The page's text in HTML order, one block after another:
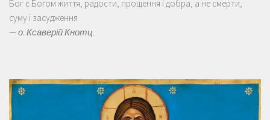
Бог є Богом життя, радости, прощення і добра, а не смерти,
суму і засудження
—о. Ксаверій Кнотц.